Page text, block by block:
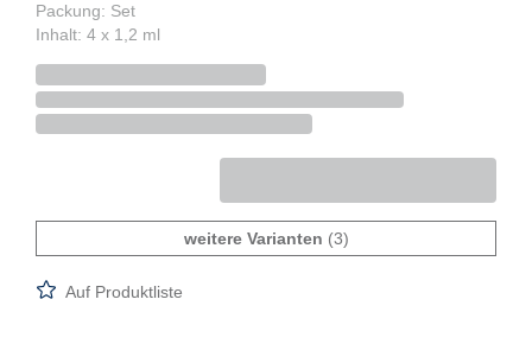
Packung: Set
Inhalt: 4 x 1,2 ml
weitere Varianten (3)
Auf Produktliste